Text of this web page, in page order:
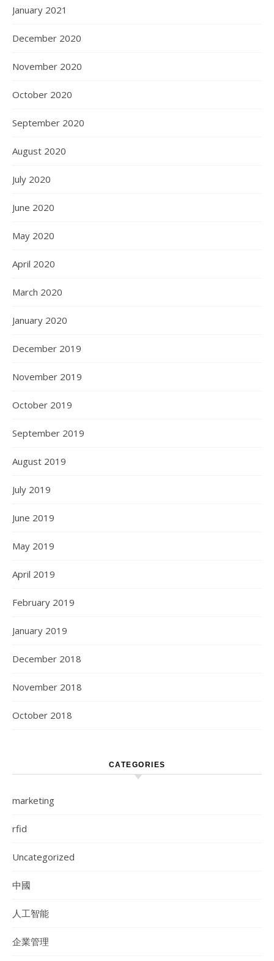
January 2021
December 2020
November 2020
October 2020
September 2020
August 2020
July 2020
June 2020
May 2020
April 2020
March 2020
January 2020
December 2019
November 2019
October 2019
September 2019
August 2019
July 2019
June 2019
May 2019
April 2019
February 2019
January 2019
December 2018
November 2018
October 2018
CATEGORIES
marketing
rfid
Uncategorized
中國
人工智能
企業管理